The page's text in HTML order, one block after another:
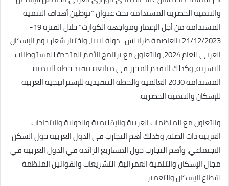
والتنمية الحضرية المستدامة تحت عنوان “توطين أهداف التنمية
المستدامة من أجل الإعمار ومواجهة الكوارث” خلال الفترة 19-
21/12/2023 بالعاصمة طرابلس- دولة ليبيا، واختيار شعار يوم الإسكان
العربي للعام 2024، والتعاون مع برنامج الأمم المتحدة للمستوطنات
البشرية، وكذلك التقدم المحرز في متابعة تنفيذ خطة التنمية
المستدامة 2030 العالمية والخطة التنفيذية للإستراتيجية العربية
للإسكان والتنمية الحضرية.
والتعاون مع المنظمات العربية والإقليمية والدولية والاتحادات
العربية ذات الصلة، وكذلك أهم التجارب في الدول العربية حول السكن
الاجتماعي، وأهم التجارب حول المشاريع الرائدة في الدول العربية في
مجال الإسكان والتنمية العمرانية، التشريعات والقوانين المنظمة
لقطاع الإسكان والتعمير.